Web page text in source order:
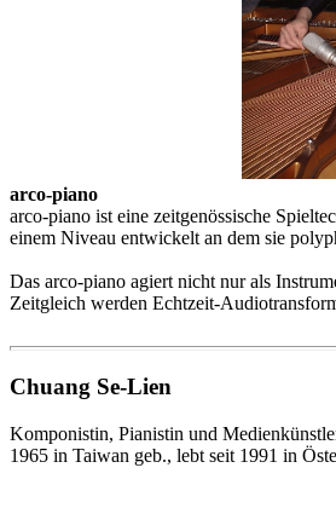
arco-piano
arco-piano ist eine zeitgenössische
einem Niveau entwickelt an dem sie
Das arco-piano agiert nicht nur als
Zeitgleich werden Echtzeit-
Chuang Se-
Komponistin, Pianistin und
1965 in Taiwan geb., lebt seit